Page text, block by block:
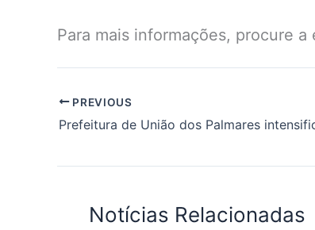
Para mais informações, procure
PREVIOUS
Notícias Relacionadas